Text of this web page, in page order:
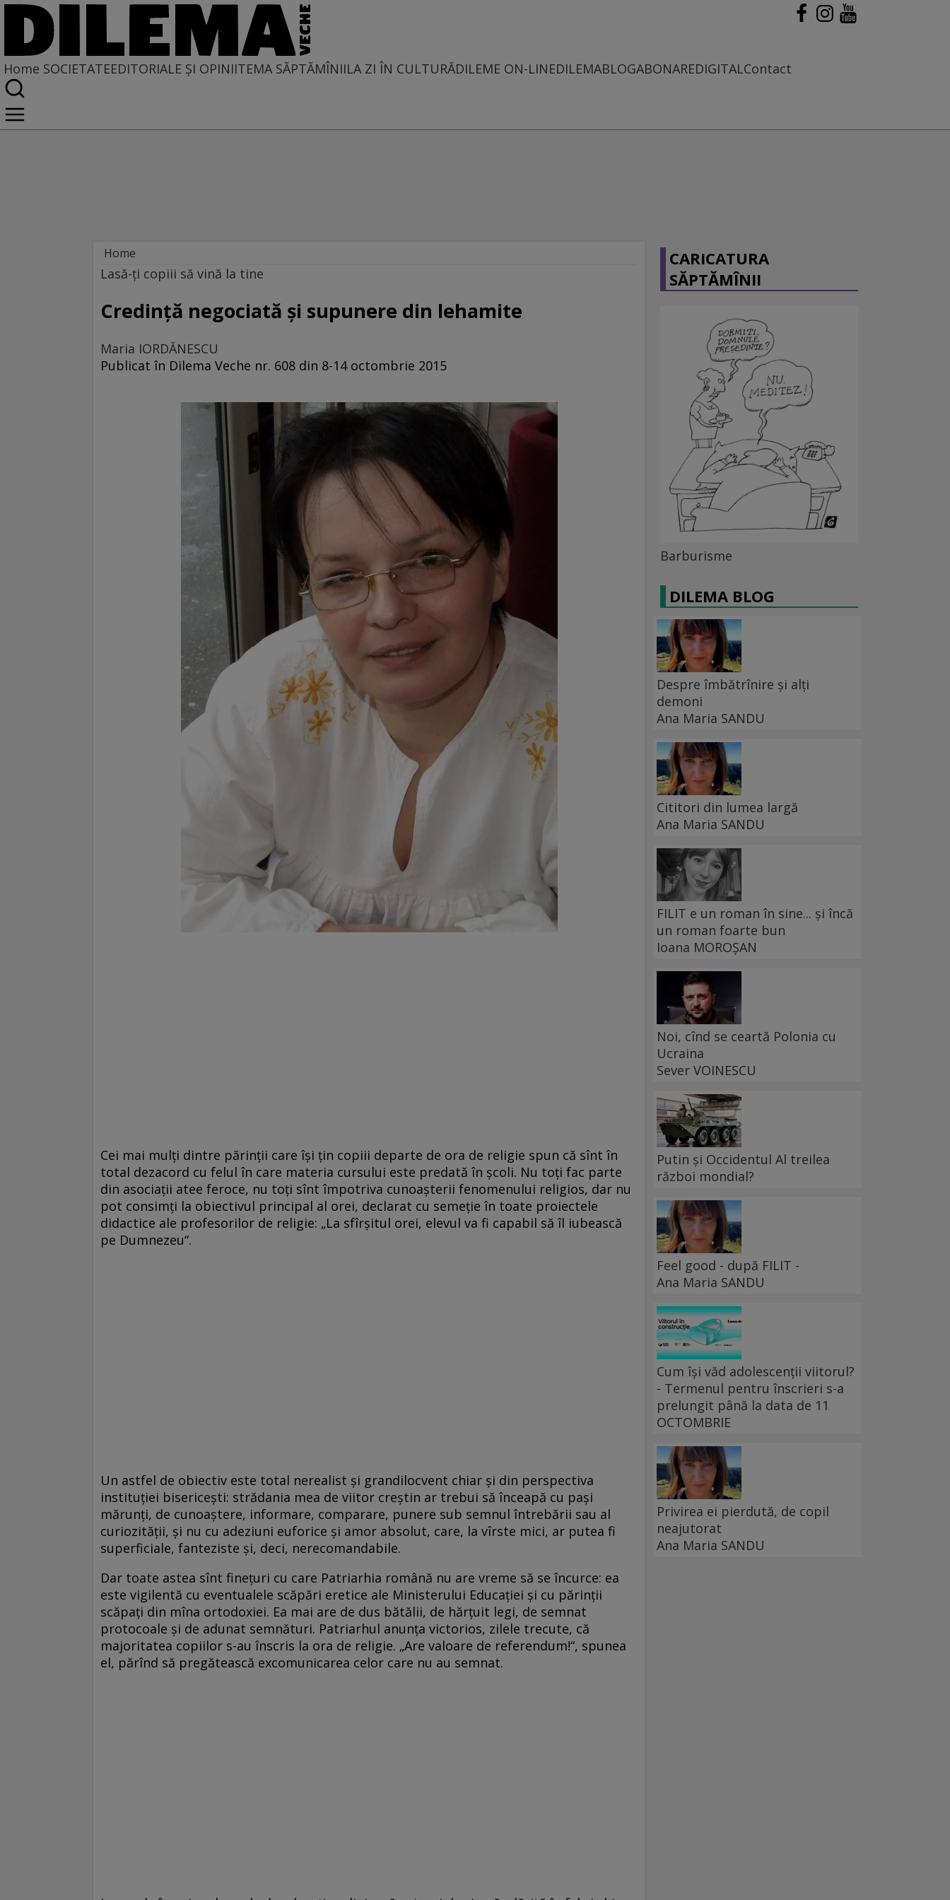
Home SOCIETATEEDITORIALE ȘI OPINIITEMA SĂPTĂMÎNIILA ZI ÎN CULTURĂDILEME ON-LINEDILEMABLOGABONAREDIGITALContact
Home
Societate
Lasă-ţi copiii să vină la tine
Credinţă negociată şi supunere din lehamite
Maria IORDĂNESCU
Publicat în Dilema Veche nr. 608 din 8-14 octombrie 2015
Cei mai mulţi dintre părinţii care îşi ţin copiii departe de ora de religie spun că sînt în
total dezacord cu felul în care materia cursului este predată în şcoli. Nu toţi fac parte
din asociaţii atee feroce, nu toţi sînt împotriva cunoaşterii fenomenului religios, dar nu
pot consimţi la obiectivul principal al orei, declarat cu semeţie în toate proiectele
didactice ale profesorilor de religie: „La sfîrşitul orei, elevul va fi capabil să îl iubească
pe Dumnezeu“.
Un astfel de obiectiv este total nerealist şi grandilocvent chiar şi din perspectiva
instituţiei bisericeşti: strădania mea de viitor creştin ar trebui să înceapă cu paşi
mărunţi, de cunoaştere, informare, comparare, punere sub semnul întrebării sau al
curiozităţii, şi nu cu adeziuni euforice şi amor absolut, care, la vîrste mici, ar putea fi
superficiale, fanteziste şi, deci, nerecomandabile.
Dar toate astea sînt fineţuri cu care Patriarhia română nu are vreme să se încurce: ea
este vigilentă cu eventualele scăpări eretice ale Ministerului Educaţiei şi cu părinţii
scăpaţi din mîna ortodoxiei. Ea mai are de dus bătălii, de hărţuit legi, de semnat
protocoale şi de adunat semnături. Patriarhul anunţa victorios, zilele trecute, că
majoritatea copiilor s-au înscris la ora de religie. „Are valoare de referendum!“, spunea
el, părînd să pregătească excomunicarea celor care nu au semnat.
CARICATURA
SĂPTĂMÎNII
Barburisme
DILEMA BLOG
Despre îmbătrînire și alți
demoni
Ana Maria SANDU
Cititori din lumea largă
Ana Maria SANDU
FILIT e un roman în sine... și încă
un roman foarte bun
Ioana MOROȘAN
Noi, cînd se ceartă Polonia cu
Ucraina
Sever VOINESCU
Putin și Occidentul Al treilea
război mondial?
Feel good - după FILIT -
Ana Maria SANDU
Cum își văd adolescenții viitorul?
- Termenul pentru înscrieri s-a
prelungit până la data de 11
OCTOMBRIE
Privirea ei pierdută, de copil
neajutorat
Ana Maria SANDU